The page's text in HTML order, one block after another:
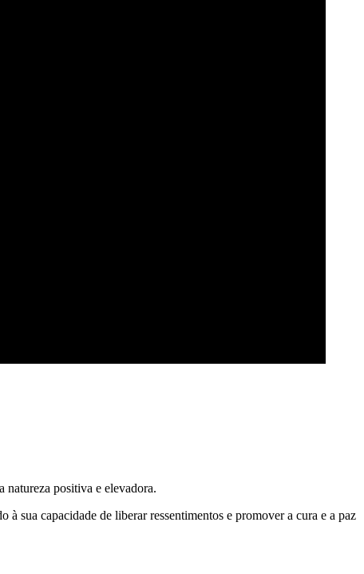
natureza positiva e elevadora.
à sua capacidade de liberar ressentimentos e promover a cura e a paz